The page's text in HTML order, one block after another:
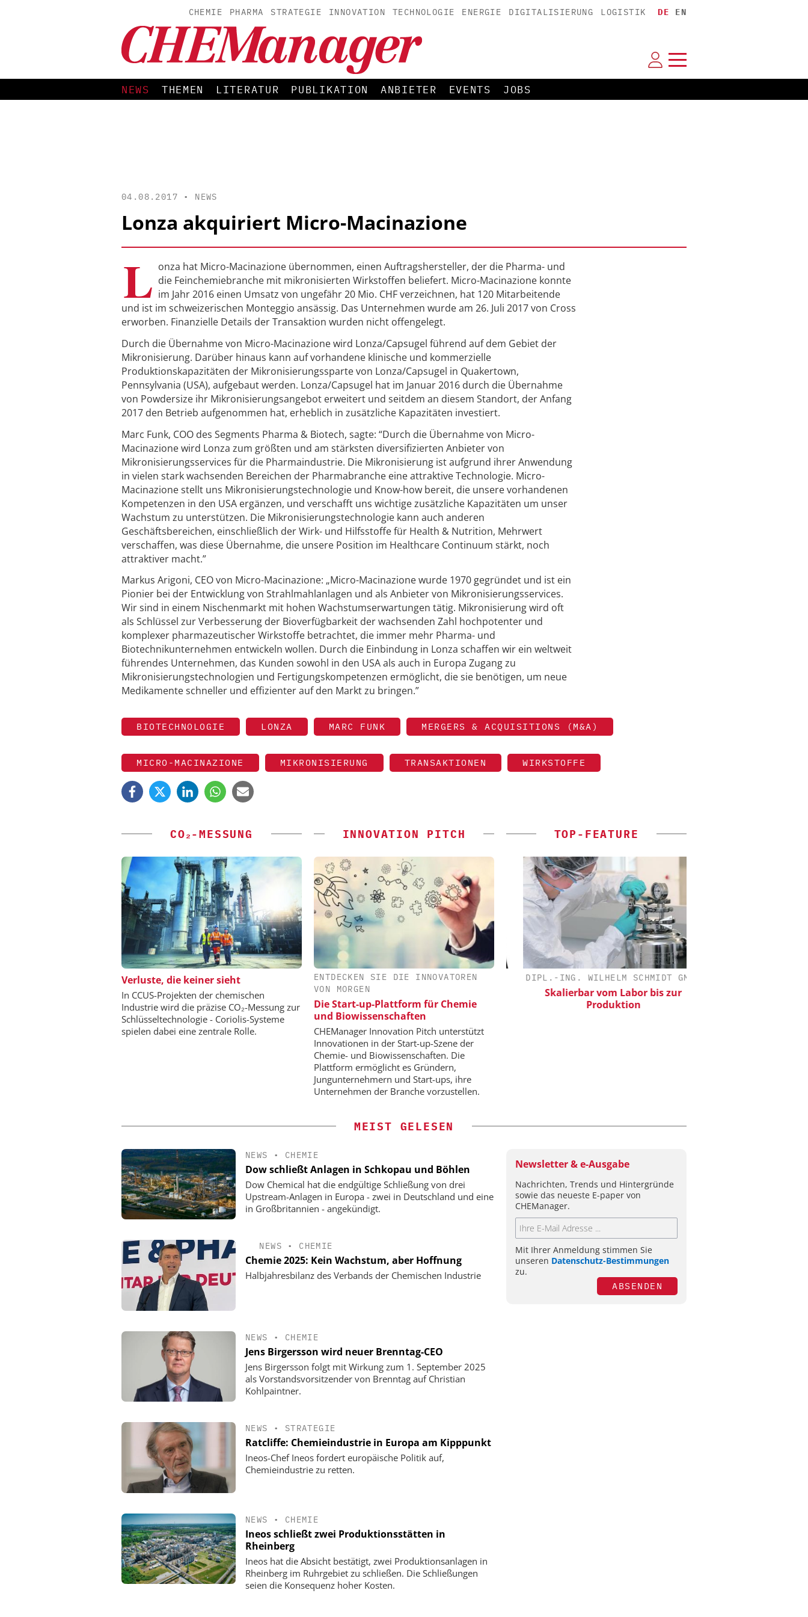
CHEMIE PHARMA STRATEGIE INNOVATION TECHNOLOGIE ENERGIE DIGITALISIERUNG LOGISTIK DE EN
NEWS THEMEN LITERATUR PUBLIKATION ANBIETER EVENTS JOBS
04.08.2017 • NEWS
Lonza akquiriert Micro-Macinazione
L onza hat Micro-Macinazione übernommen, einen Auftragshersteller, der die Pharma- und
die Feinchemiebranche mit mikronisierten Wirkstoffen beliefert. Micro-Macinazione konnte
im Jahr 2016 einen Umsatz von ungefähr 20 Mio. CHF verzeichnen, hat 120 Mitarbeitende
und ist im schweizerischen Monteggio ansässig. Das Unternehmen wurde am 26. Juli 2017 von Cross
erworben. Finanzielle Details der Transaktion wurden nicht offengelegt.
Durch die Übernahme von Micro-Macinazione wird Lonza/Capsugel führend auf dem Gebiet der
Mikronisierung. Darüber hinaus kann auf vorhandene klinische und kommerzielle
Produktionskapazitäten der Mikronisierungssparte von Lonza/Capsugel in Quakertown,
Pennsylvania (USA), aufgebaut werden. Lonza/Capsugel hat im Januar 2016 durch die Übernahme
von Powdersize ihr Mikronisierungsangebot erweitert und seitdem an diesem Standort, der Anfang
2017 den Betrieb aufgenommen hat, erheblich in zusätzliche Kapazitäten investiert.
Marc Funk, COO des Segments Pharma & Biotech, sagte: “Durch die Übernahme von Micro-
Macinazione wird Lonza zum größten und am stärksten diversifizierten Anbieter von
Mikronisierungsservices für die Pharmaindustrie. Die Mikronisierung ist aufgrund ihrer Anwendung
in vielen stark wachsenden Bereichen der Pharmabranche eine attraktive Technologie. Micro-
Macinazione stellt uns Mikronisierungstechnologie und Know-how bereit, die unsere vorhandenen
Kompetenzen in den USA ergänzen, und verschafft uns wichtige zusätzliche Kapazitäten um unser
Wachstum zu unterstützen. Die Mikronisierungstechnologie kann auch anderen
Geschäftsbereichen, einschließlich der Wirk- und Hilfsstoffe für Health & Nutrition, Mehrwert
verschaffen, was diese Übernahme, die unsere Position im Healthcare Continuum stärkt, noch
attraktiver macht.”
Markus Arigoni, CEO von Micro-Macinazione: „Micro-Macinazione wurde 1970 gegründet und ist ein
Pionier bei der Entwicklung von Strahlmahlanlagen und als Anbieter von Mikronisierungsservices.
Wir sind in einem Nischenmarkt mit hohen Wachstumserwartungen tätig. Mikronisierung wird oft
als Schlüssel zur Verbesserung der Bioverfügbarkeit der wachsenden Zahl hochpotenter und
komplexer pharmazeutischer Wirkstoffe betrachtet, die immer mehr Pharma- und
Biotechnikunternehmen entwickeln wollen. Durch die Einbindung in Lonza schaffen wir ein weltweit
führendes Unternehmen, das Kunden sowohl in den USA als auch in Europa Zugang zu
Mikronisierungstechnologien und Fertigungskompetenzen ermöglicht, die sie benötigen, um neue
Medikamente schneller und effizienter auf den Markt zu bringen.”
BIOTECHNOLOGIE LONZA MARC FUNK MERGERS & ACQUISITIONS (M&A)
MICRO-MACINAZIONE MIKRONISIERUNG TRANSAKTIONEN WIRKSTOFFE
CO₂-MESSUNG
Verluste, die keiner sieht
In CCUS-Projekten der chemischen
Industrie wird die präzise CO₂-Messung zur
Schlüsseltechnologie - Coriolis-Systeme
spielen dabei eine zentrale Rolle.
INNOVATION PITCH
ENTDECKEN SIE DIE INNOVATOREN
VON MORGEN
Die Start-up-Plattform für Chemie
und Biowissenschaften
CHEManager Innovation Pitch unterstützt
Innovationen in der Start-up-Szene der
Chemie- und Biowissenschaften. Die
Plattform ermöglicht es Gründern,
Jungunternehmern und Start-ups, ihre
Unternehmen der Branche vorzustellen.
TOP-FEATURE
SAS INSTITUTE GMBH / JMP
SOFTWARE
Visualisierung von Daten für
wissenschaftliche Erkenntnisse
FETTE COMPACTING GMBH
Kleine Probe, große Wirkung
DIPL.-ING. WILHELM SCHMIDT GMBH
Skalierbar vom Labor bis zur
Produktion
MEIST GELESEN
NEWS • CHEMIE
Dow schließt Anlagen in Schkopau und Böhlen
Dow Chemical hat die endgültige Schließung von drei
Upstream-Anlagen in Europa - zwei in Deutschland und eine
in Großbritannien - angekündigt.
NEWS • CHEMIE
Chemie 2025: Kein Wachstum, aber Hoffnung
Halbjahresbilanz des Verbands der Chemischen Industrie
NEWS • CHEMIE
Jens Birgersson wird neuer Brenntag-CEO
Jens Birgersson folgt mit Wirkung zum 1. September 2025
als Vorstandsvorsitzender von Brenntag auf Christian
Kohlpaintner.
NEWS • STRATEGIE
Ratcliffe: Chemieindustrie in Europa am Kipppunkt
Ineos-Chef Ineos fordert europäische Politik auf,
Chemieindustrie zu retten.
NEWS • CHEMIE
Ineos schließt zwei Produktionsstätten in
Rheinberg
Ineos hat die Absicht bestätigt, zwei Produktionsanlagen in
Rheinberg im Ruhrgebiet zu schließen. Die Schließungen
seien die Konsequenz hoher Kosten.
Newsletter & e-Ausgabe
Nachrichten, Trends und Hintergründe
sowie das neueste E-paper von
CHEManager.
Mit Ihrer Anmeldung stimmen Sie
unseren Datenschutz-Bestimmungen
zu.
ABSENDEN